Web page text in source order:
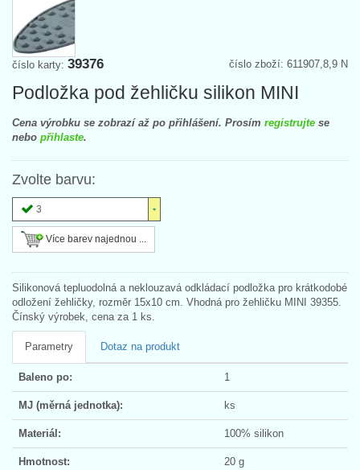
číslo zboží: 611907,8,9 N
číslo karty: 39376
Podložka pod žehličku silikon MINI
Cena výrobku se zobrazí až po přihlášení. Prosím registrujte se
nebo přihlaste.
Zvolte barvu:
3
Více barev najednou ...
Silikonová tepluodolná a neklouzavá odkládací podložka pro krátkodobé
odložení žehličky, rozměr 15x10 cm. Vhodná pro žehličku MINI 39355.
Čínský výrobek, cena za 1 ks.
Parametry Dotaz na produkt
Baleno po: 1
MJ (měrná jednotka): ks
Materiál: 100% silikon
Hmotnost: 20 g